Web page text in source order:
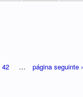
42 … página seguinte ›